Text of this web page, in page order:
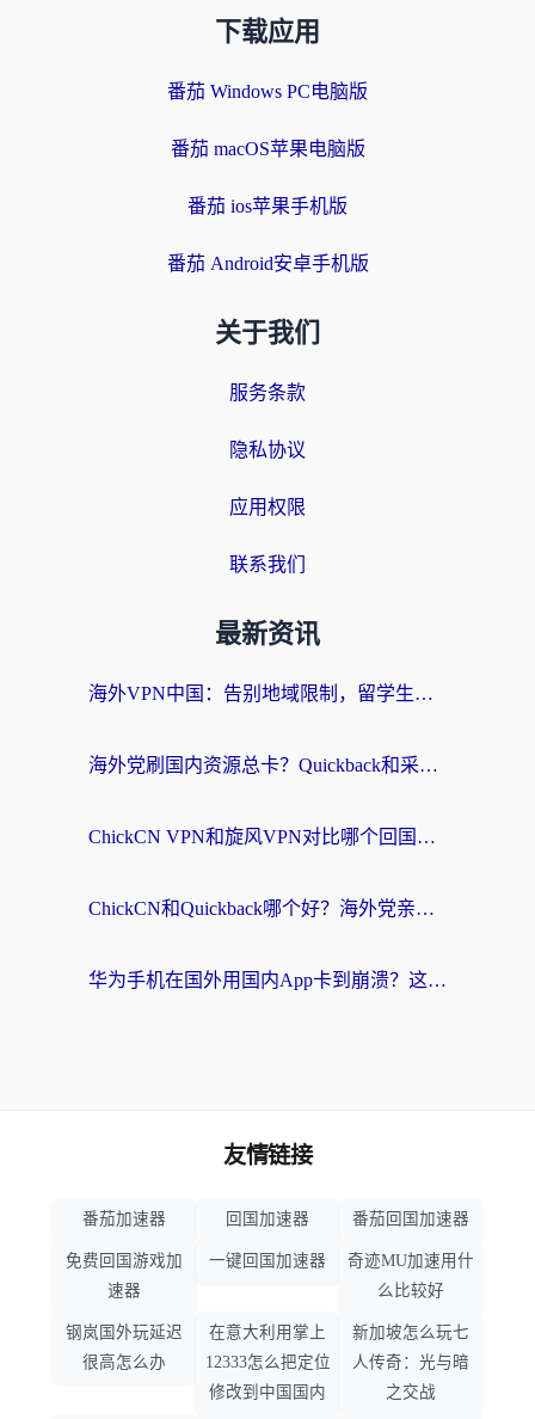
下载应用
番茄 Windows PC电脑版
番茄 macOS苹果电脑版
番茄 ios苹果手机版
番茄 Android安卓手机版
关于我们
服务条款
隐私协议
应用权限
联系我们
最新资讯
海外VPN中国：告别地域限制，留学生与华人如何轻松刷国内剧、玩国服？
海外党刷国内资源总卡？Quickback和采集蜂好用吗？这篇指南帮你避坑
ChickCN VPN和旋风VPN对比哪个回国效果更好？海外党亲测实用指南
ChickCN和Quickback哪个好？海外党亲测回国加速器，轻松解锁国内资源（附避坑指南）
华为手机在国外用国内App卡到崩溃？这篇加速器指南帮你无缝刷剧打游戏
友情链接
番茄加速器 回国加速器 番茄回国加速器
免费回国游戏加
速器
一键回国加速器
奇迹MU加速用什
么比较好
钢岚国外玩延迟
很高怎么办
在意大利用掌上
12333怎么把定位
修改到中国国内
新加坡怎么玩七
人传奇：光与暗
之交战